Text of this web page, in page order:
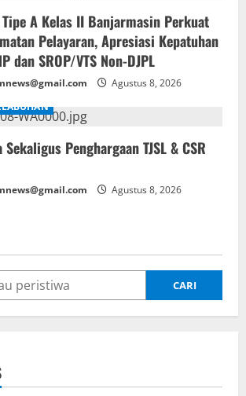
A Kelas II Banjarmasin Perkuat
Pelayaran, Apresiasi Kepatuhan
dan SROP/VTS Non-DJPL
Agustus 8, 2026
Penghargaan TJSL & CSR
Agustus 8, 2026
CARI